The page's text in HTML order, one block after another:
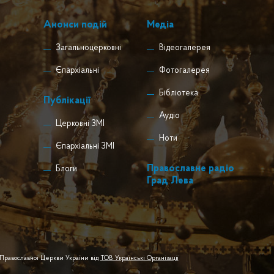
Анонси подій
Загальноцерковні
Єпархіальні
Публікації
Церковні ЗМІ
Єпархіальні ЗМІ
Блоги
Медіа
Відеогалерея
Фотогалерея
Бібліотека
Аудіо
Ноти
Православне радіо
Град Лева
Церкви України від ТОВ Українські Організації